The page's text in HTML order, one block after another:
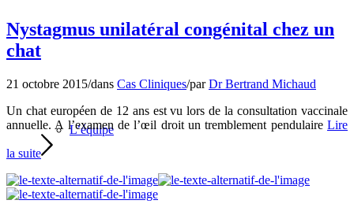
L’équipe
Nystagmus unilatéral congénital chez un
chat
21 octobre 2015/dans Cas Cliniques/parDr Bertrand Michaud
Un chat européen de 12 ans est vu lors de la consultation vaccinale
annuelle. A l’examen de l’œil droit un tremblement pendulaire Lire
la suite